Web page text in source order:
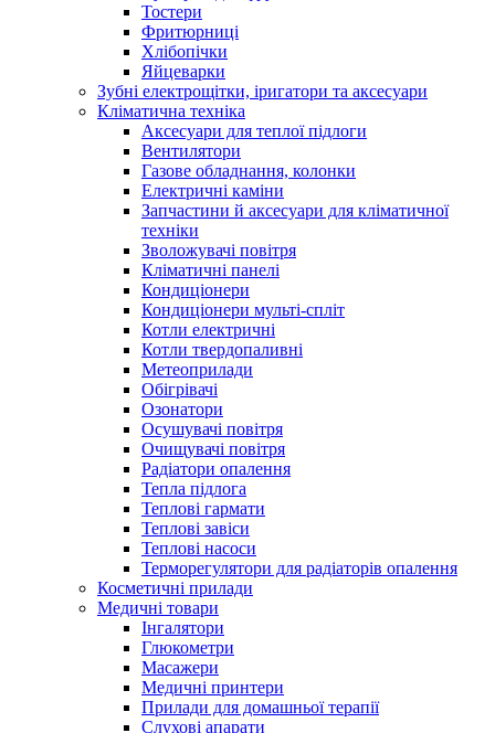
Тостери
Фритюрниці
Хлібопічки
Яйцеварки
Зубні електрощітки, іригатори та аксесуари
Кліматична техніка
Аксесуари для теплої підлоги
Вентилятори
Газове обладнання, колонки
Електричні каміни
Запчастини й аксесуари для кліматичної
техніки
Зволожувачі повітря
Кліматичні панелі
Кондиціонери
Кондиціонери мульті-спліт
Котли електричні
Котли твердопаливні
Метеоприлади
Обігрівачі
Озонатори
Осушувачі повітря
Очищувачі повітря
Радіатори опалення
Тепла підлога
Теплові гармати
Теплові завіси
Теплові насоси
Терморегулятори для радіаторів опалення
Косметичні прилади
Медичні товари
Інгалятори
Глюкометри
Масажери
Медичні принтери
Прилади для домашньої терапії
Слухові апарати